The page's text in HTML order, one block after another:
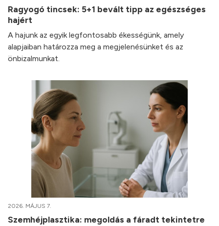
Ragyogó tincsek: 5+1 bevált tipp az egészséges
hajért
A hajunk az egyik legfontosabb ékességünk, amely
alapjaiban határozza meg a megjelenésünket és az
önbizalmunkat.
2026. MÁJUS 7.
Szemhéjplasztika: megoldás a fáradt tekintetre